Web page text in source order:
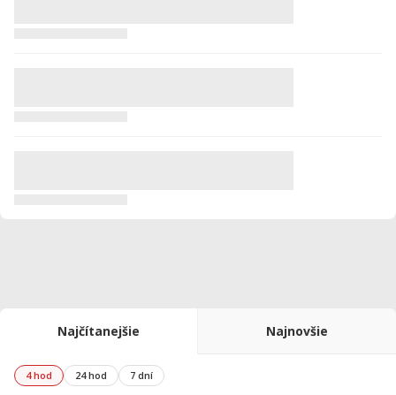
Najčítanejšie Najnovšie
4 hod 24 hod 7 dní